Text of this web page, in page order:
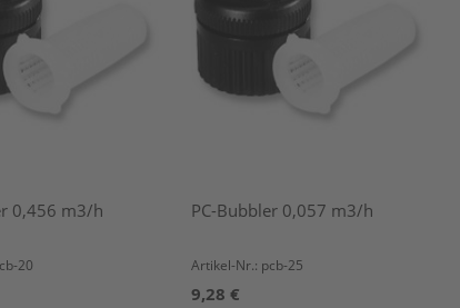
0,456 m3/h
20
PC-Bubbler 0,057 m3/h
Artikel-Nr.: pcb-25
9,28 €